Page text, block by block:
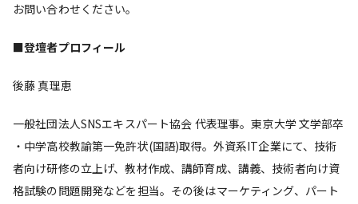
お問い合わせください。
■登壇者プロフィール
後藤 真理恵
一般社団法人SNSエキスパート協会 代表理事。東京大学 文学部卒
・中学高校教諭第一免許状(国語)取得。外資系IT企業にて、技術
者向け研修の立上げ、教材作成、講師育成、講義、技術者向け資
格試験の問題開発などを担当。その後はマーケティング、パート